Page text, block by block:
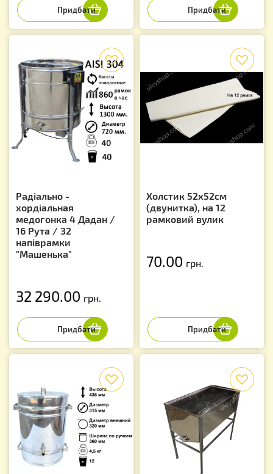
Радіально -
хордіальная
медогонка 4 Дадан /
16 Рута / 32
напіврамки
"Машенька"
32 290.00 грн.
Холстик 52х52см
(двунитка), на 12
рамковий вулик
70.00 грн.